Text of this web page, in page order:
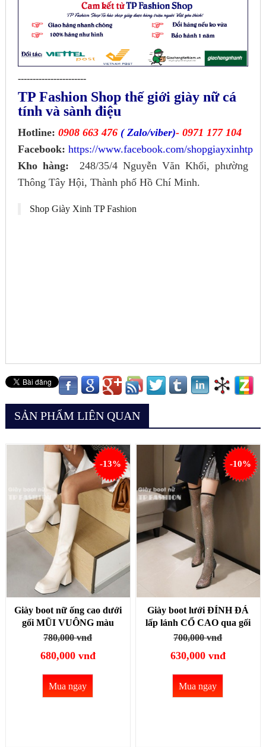
-----------------------
TP Fashion Shop thế giới giày nữ cá
tính và sành điệu
Hotline: 0908 663 476 ( Zalo/viber)- 0971 177 104
Facebook: https://www.facebook.com/shopgiayxinhtp
Kho hàng: 248/35/4 Nguyễn Văn Khối, phường
Thông Tây Hội, Thành phố Hồ Chí Minh.
Shop Giày Xinh TP Fashion
SẢN PHẨM LIÊN QUAN
Giày boot nữ ống cao dưới
gối MŨI VUÔNG màu
trắng đơn giản KHÔNG
CONG độc đáo GCC11B
780,000 vnđ
680,000 vnđ
Mua ngay
-13%
Giày boot lưới ĐÍNH ĐÁ
lấp lánh CỔ CAO qua gối
gót nhọn 9cm chất lưới co
TUỘT GBL01
700,000 vnđ
630,000 vnđ
Mua ngay
-10%